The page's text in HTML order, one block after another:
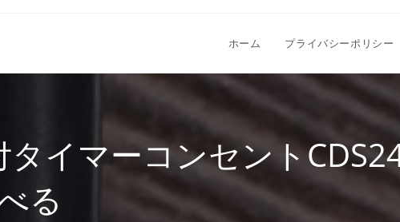
ホーム プライバシーポリシー
イマーコンセント
る